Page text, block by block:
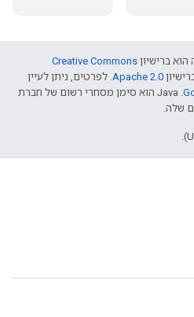
ברישיון Creative Commons
Apache 2.0. לפרטים, ניתן לעיין
.‏ Java הוא סימן מסחרי רשום של חברת